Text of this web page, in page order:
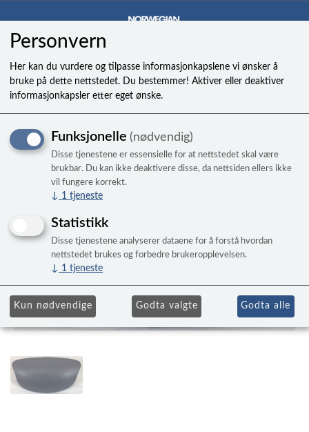
Pute til Limelightbad, 2008-
2017
Pulse, Flair, Glow, Bolt og Gleam
Personvern
Her kan du vurdere og tilpasse informasjonkapslene vi ønsker å
bruke på dette nettstedet. Du bestemmer! Aktiver eller deaktiver
informasjonkapsler etter eget ønske.
Funksjonelle (nødvendig)
Disse tjenestene er essensielle for at nettstedet skal være
brukbar. Du kan ikke deaktivere disse, da nettsiden ellers ikke
vil fungere korrekt.
↓ 1 tjeneste
Statistikk
Disse tjenestene analyserer dataene for å forstå hvordan
nettstedet brukes og forbedre brukeropplevelsen.
↓ 1 tjeneste
Kun nødvendige Godta valgte Godta alle